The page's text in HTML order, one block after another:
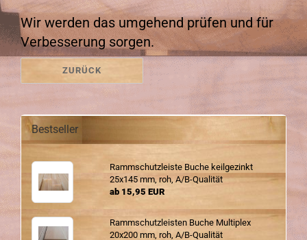
Wir werden das umgehend prüfen und für
Verbesserung sorgen.
ZURÜCK
Bestseller
Ramm­schutz­leis­te Buche keil­ge­zinkt
25x145 mm, roh, A/B-​Qualität
ab 15,95 EUR
Ramm­schutz­leis­ten Buche Mul­ti­plex
20x200 mm, roh, A/B-​Qualität